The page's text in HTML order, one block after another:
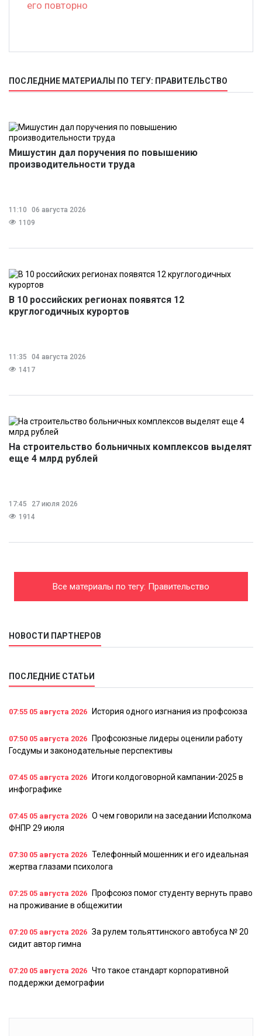
его повторно
ПОСЛЕДНИЕ МАТЕРИАЛЫ ПО ТЕГУ: ПРАВИТЕЛЬСТВО
Мишустин дал поручения по повышению
производительности труда
11:10
06 августа 2026
1109
В 10 российских регионах появятся 12
круглогодичных курортов
11:35
04 августа 2026
1417
На строительство больничных комплексов выделят
еще 4 млрд рублей
17:45
27 июля 2026
1914
Все материалы по тегу: Правительство
НОВОСТИ ПАРТНЕРОВ
ПОСЛЕДНИЕ СТАТЬИ
07:55 05 августа 2026 История одного изгнания из профсоюза
07:50 05 августа 2026
Профсоюзные лидеры оценили работу
Госдумы и законодательные перспективы
07:45 05 августа 2026
Итоги колдоговорной кампании-2025 в
инфографике
07:45 05 августа 2026 О чем говорили на заседании Исполкома
ФНПР 29 июля
07:30 05 августа 2026 Телефонный мошенник и его идеальная
жертва глазами психолога
07:25 05 августа 2026
Профсоюз помог студенту вернуть право
на проживание в общежитии
07:20 05 августа 2026 За рулем тольяттинского автобуса № 20
сидит автор гимна
07:20 05 августа 2026 Что такое стандарт корпоративной
поддержки демографии